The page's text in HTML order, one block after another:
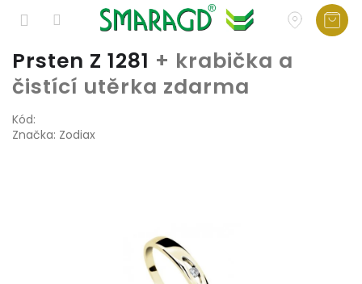
Přejít
obsah
Prsten Z 1281 + krabička a
čistící utěrka zdarma
Kód:
Značka: Zodiax